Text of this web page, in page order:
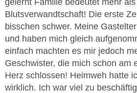
gelernt Familie bedeutet mehr als
Blutsverwandtschaft! Die erste
bisschen schwer. Meine
und haben mich gleich
einfach machten es mir jedoch
Geschwister, die mich schon am
Herz schlossen! Heimweh hatte
wirklich. Ich war viel zu